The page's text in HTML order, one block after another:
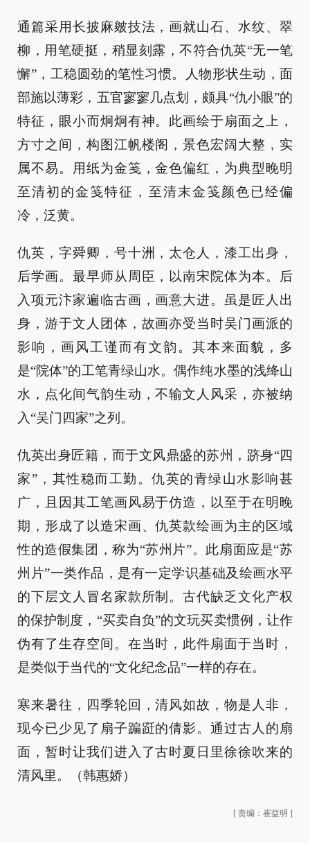
通篇采用长披麻皴技法，画就山石、水纹、翠
柳，用笔硬挺，稍显刻露，不符合仇英“无一笔
懈”，工稳圆劲的笔性习惯。人物形状生动，面
部施以薄彩，五官寥寥几点划，颇具“仇小眼”的
特征，眼小而炯炯有神。此画绘于扇面之上，
方寸之间，构图江帆楼阁，景色宏阔大整，实
属不易。用纸为金笺，金色偏红，为典型晚明
至清初的金笺特征，至清末金笺颜色已经偏
冷，泛黄。
仇英，字舜卿，号十洲，太仓人，漆工出身，
后学画。最早师从周臣，以南宋院体为本。后
入项元汴家遍临古画，画意大进。虽是匠人出
身，游于文人团体，故画亦受当时吴门画派的
影响，画风工谨而有文韵。其本来面貌，多
是“院体”的工笔青绿山水。偶作纯水墨的浅绛山
水，点化间气韵生动，不输文人风采，亦被纳
入“吴门四家”之列。
仇英出身匠籍，而于文风鼎盛的苏州，跻身“四
家”，其性稳而工勤。仇英的青绿山水影响甚
广，且因其工笔画风易于仿造，以至于在明晚
期，形成了以造宋画、仇英款绘画为主的区域
性的造假集团，称为“苏州片”。此扇面应是“苏
州片”一类作品，是有一定学识基础及绘画水平
的下层文人冒名家款所制。古代缺乏文化产权
的保护制度，“买卖自负”的文玩买卖惯例，让作
伪有了生存空间。在当时，此件扇面于当时，
是类似于当代的“文化纪念品”一样的存在。
寒来暑往，四季轮回，清风如故，物是人非，
现今已少见了扇子蹁跹的倩影。通过古人的扇
面，暂时让我们进入了古时夏日里徐徐吹来的
清风里。（韩惠娇）
[ 责编：崔益明 ]